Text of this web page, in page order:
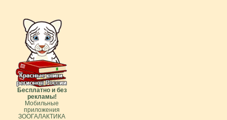
Бесплатно и без
рекламы!
Мобильные
приложения
ЗООГАЛАКТИКА